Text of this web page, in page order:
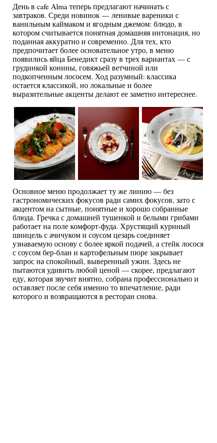
День в cafe Alma теперь предлагают начинать с
завтраков. Среди новинок — ленивые вареники с
ванильным каймаком и ягодным джемом: блюдо, в
котором считывается понятная домашняя интонация, но
поданная аккуратно и современно. Для тех, кто
предпочитает более основательное утро, в меню
появились яйца Бенедикт сразу в трех вариантах — с
грудинкой конины, говяжьей ветчиной или
подкопченным лососем. Ход разумный: классика
остается классикой, но локальные и более
выразительные акценты делают ее заметно интереснее.
Основное меню продолжает ту же линию — без
гастрономических фокусов ради самих фокусов, зато с
акцентом на сытные, понятные и хорошо собранные
блюда. Гречка с домашней тушенкой и белыми грибами
работает на поле комфорт-фуда. Хрустящий куриный
шницель с ачичуком и соусом цезарь соединяет
узнаваемую основу с более яркой подачей, а стейк лосося
с соусом бер-блан и картофельным пюре закрывает
запрос на спокойный, выверенный ужин. Здесь не
пытаются удивить любой ценой — скорее, предлагают
еду, которая звучит внятно, собрана профессионально и
оставляет после себя именно то впечатление, ради
которого и возвращаются в ресторан снова.